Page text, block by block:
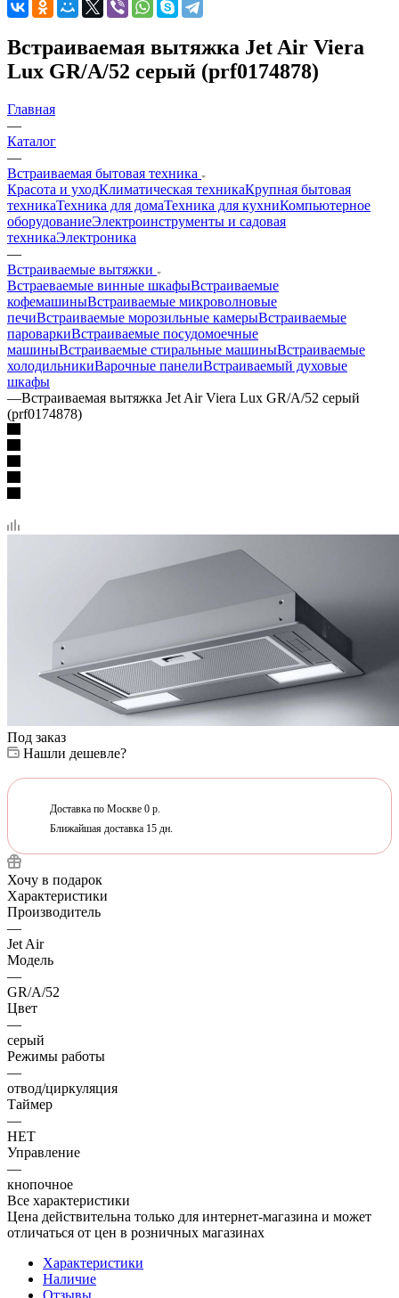
Встраиваемая вытяжка Jet Air Viera
Lux GR/A/52 серый (prf0174878)
Главная
—
Каталог
—
Встраиваемая бытовая техника
Красота и уходКлиматическая техникаКрупная бытовая
техникаТехника для домаТехника для кухниКомпьютерное
оборудованиеЭлектроинструменты и садовая
техникаЭлектроника
—
Встраиваемые вытяжки
Встраеваемые винные шкафыВстраиваемые
кофемашиныВстраиваемые микроволновые
печиВстраиваемые морозильные камерыВстраиваемые
пароваркиВстраиваемые посудомоечные
машиныВстраиваемые стиральные машиныВстраиваемые
холодильникиВарочные панелиВстраиваемый духовые
шкафы
—Встраиваемая вытяжка Jet Air Viera Lux GR/A/52 серый
(prf0174878)
Под заказ
Нашли дешевле?
Доставка по Москве 0 р.
Ближайшая доставка 15 дн.
Хочу в подарок
Характеристики
Производитель
—
Jet Air
Модель
—
GR/A/52
Цвет
—
серый
Режимы работы
—
отвод/циркуляция
Таймер
—
НЕТ
Управление
—
кнопочное
Все характеристики
Цена действительна только для интернет-магазина и может
отличаться от цен в розничных магазинах
Характеристики
Наличие
Отзывы